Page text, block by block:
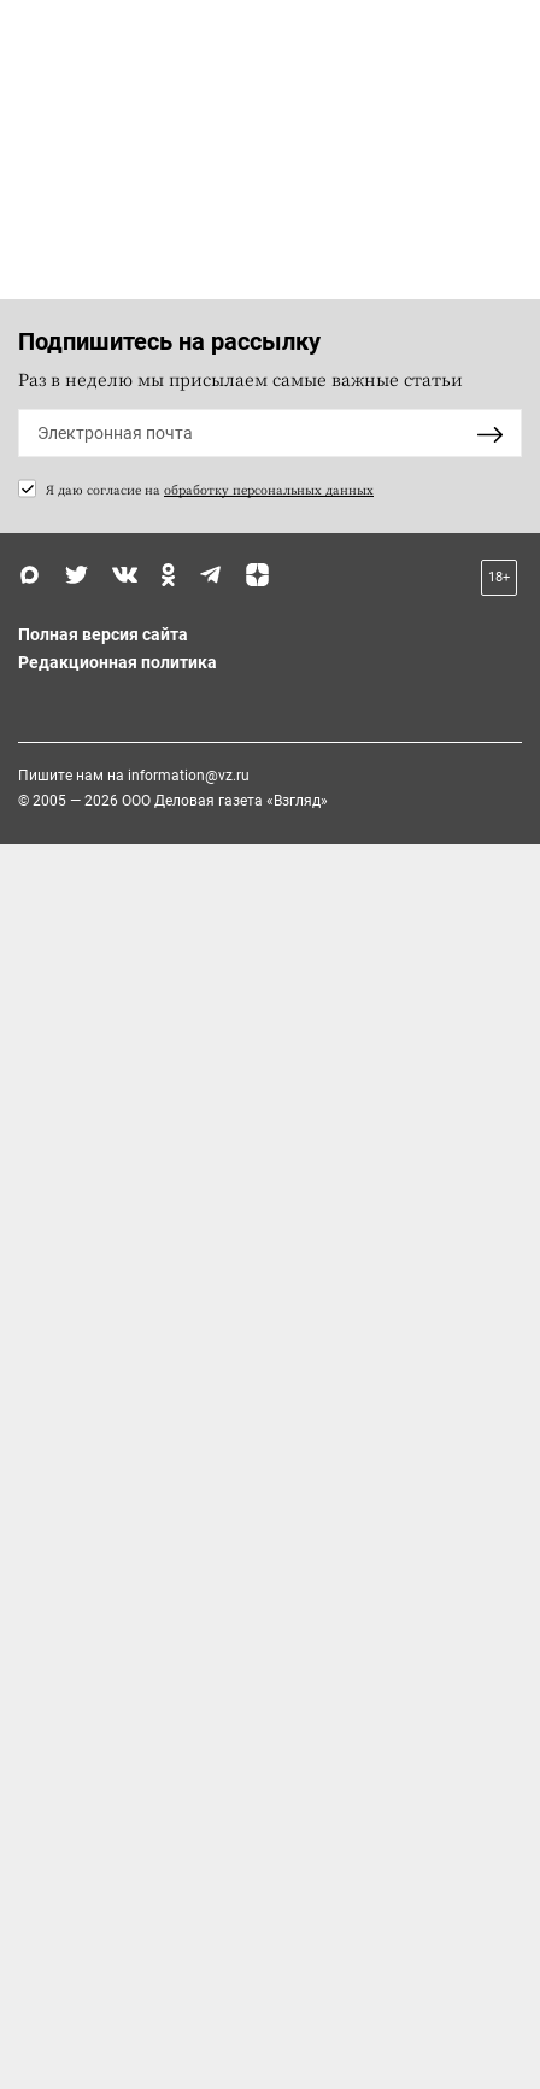
Подпишитесь на рассылку
Раз в неделю мы присылаем самые важные статьи
Я даю согласие на обработку персональных данных
18+
Полная версия сайта
Редакционная политика
Пишите нам на information@vz.ru
© 2005 — 2026 ООО Деловая газета «Взгляд»